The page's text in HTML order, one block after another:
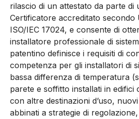
rilascio di un attestato da parte di
Certificatore accreditato secondo
ISO/IEC 17024, e consente di
installatore professionale di
patentino definisce i requisiti di
competenza per gli installatori di
bassa differenza di temperatura
parete e soffitto installati in edifici
con altre destinazioni d’uso,
abbinati a strategie di